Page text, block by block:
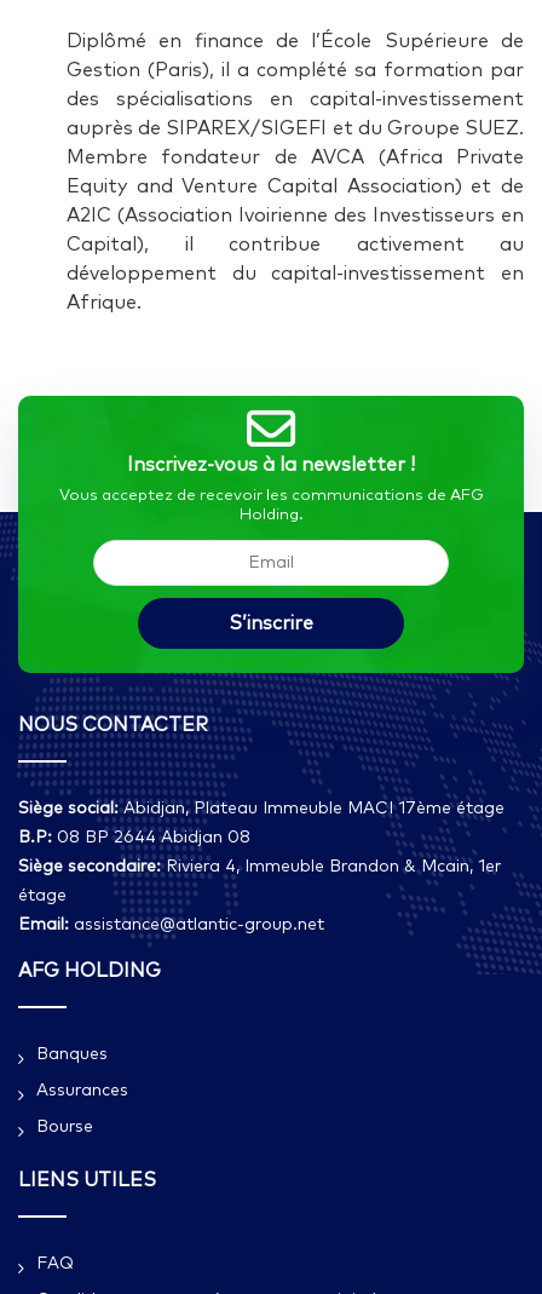
Diplômé en finance de l’École Supérieure de
Gestion (Paris), il a complété sa formation par
des spécialisations en capital-investissement
auprès de SIPAREX/SIGEFI et du Groupe SUEZ.
Membre fondateur de AVCA (Africa Private
Equity and Venture Capital Association) et de
A2IC (Association Ivoirienne des Investisseurs en
Capital), il contribue activement au
développement du capital-investissement en
Afrique.
Inscrivez-vous à la newsletter !
Vous acceptez de recevoir les communications de AFG
Holding.
NOUS CONTACTER
Siège social:Abidjan, Plateau Immeuble MACI 17ème étage
B.P: 08 BP 2644 Abidjan 08
Siège secondaire:Riviera 4, Immeuble Brandon & Mcain, 1er
étage
Email: assistance@atlantic-group.net
AFG HOLDING
Banques
Assurances
Bourse
LIENS UTILES
FAQ